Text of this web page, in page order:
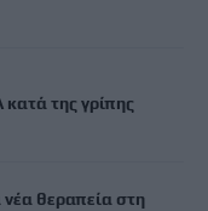
της γρίπης
νέα θεραπεία στη